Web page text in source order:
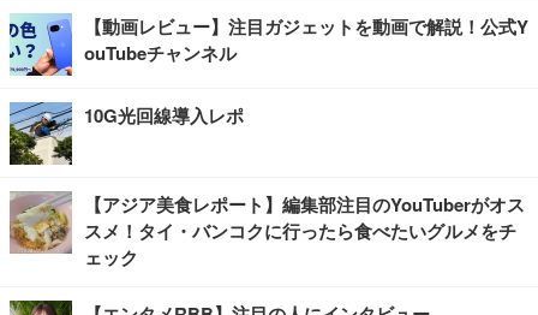
【動画レビュー】注目ガジェットを動画で解説！公式Y
ouTubeチャンネル
10G光回線導入レポ
【アジア美食レポート】編集部注目のYouTuberがオス
スメ！タイ・バンコクに行ったら食べたいグルメをチ
ェック